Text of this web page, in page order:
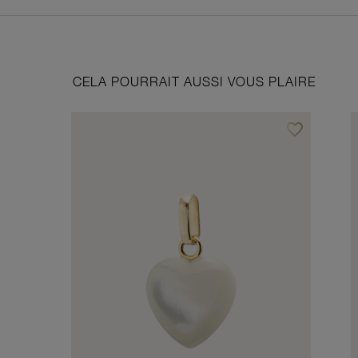
CELA POURRAIT AUSSI VOUS PLAIRE
favorite_borderAjouter à vos